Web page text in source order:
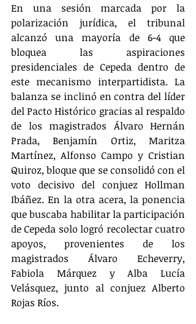
En una sesión marcada por la
polarización jurídica, el tribunal
alcanzó una mayoría de 6-4 que
bloquea las aspiraciones
presidenciales de Cepeda dentro de
este mecanismo interpartidista. La
balanza se inclinó en contra del líder
del Pacto Histórico gracias al respaldo
de los magistrados Álvaro Hernán
Prada, Benjamín Ortiz, Maritza
Martínez, Alfonso Campo y Cristian
Quiroz, bloque que se consolidó con el
voto decisivo del conjuez Hollman
Ibáñez. En la otra acera, la ponencia
que buscaba habilitar la participación
de Cepeda solo logró recolectar cuatro
apoyos, provenientes de los
magistrados Álvaro Echeverry,
Fabiola Márquez y Alba Lucía
Velásquez, junto al conjuez Alberto
Rojas Ríos.